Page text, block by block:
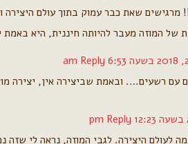
מרגישים שאת כבר עמוק בתוך עולם
של המוזה מעבר להיותה חיננית, היא
Reply
עם רשעים…. ובאמת שביצירה אין, יצירה
Reply
לעולם היצירה. לגבי המוזה, נראה לי שזה